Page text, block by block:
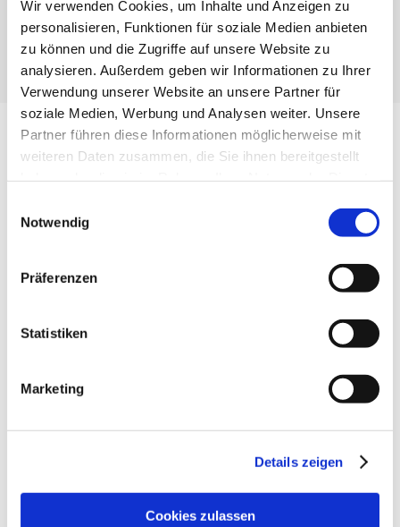
Wir verwenden Cookies, um Inhalte und Anzeigen zu
personalisieren, Funktionen für soziale Medien anbieten
zu können und die Zugriffe auf unsere Website zu
analysieren. Außerdem geben wir Informationen zu Ihrer
Verwendung unserer Website an unsere Partner für
soziale Medien, Werbung und Analysen weiter. Unsere
Partner führen diese Informationen möglicherweise mit
weiteren Daten zusammen, die Sie ihnen bereitgestellt
Notwendig
Präferenzen
Statistiken
Marketing
Details zeigen
Cookies zulassen
आयाम सैशे/फिल्म
लेन की संख्या, फॉर्मेट के आधार पर
फॉर्मेट की चौड़ाई
ड्रा-ऑफ लंबाई
अधिकतम 1200 मिमी
फिल्म का व्यास अधिकतम 800 मिमी
नाममात्र आउटपुट* (DIN 8743):